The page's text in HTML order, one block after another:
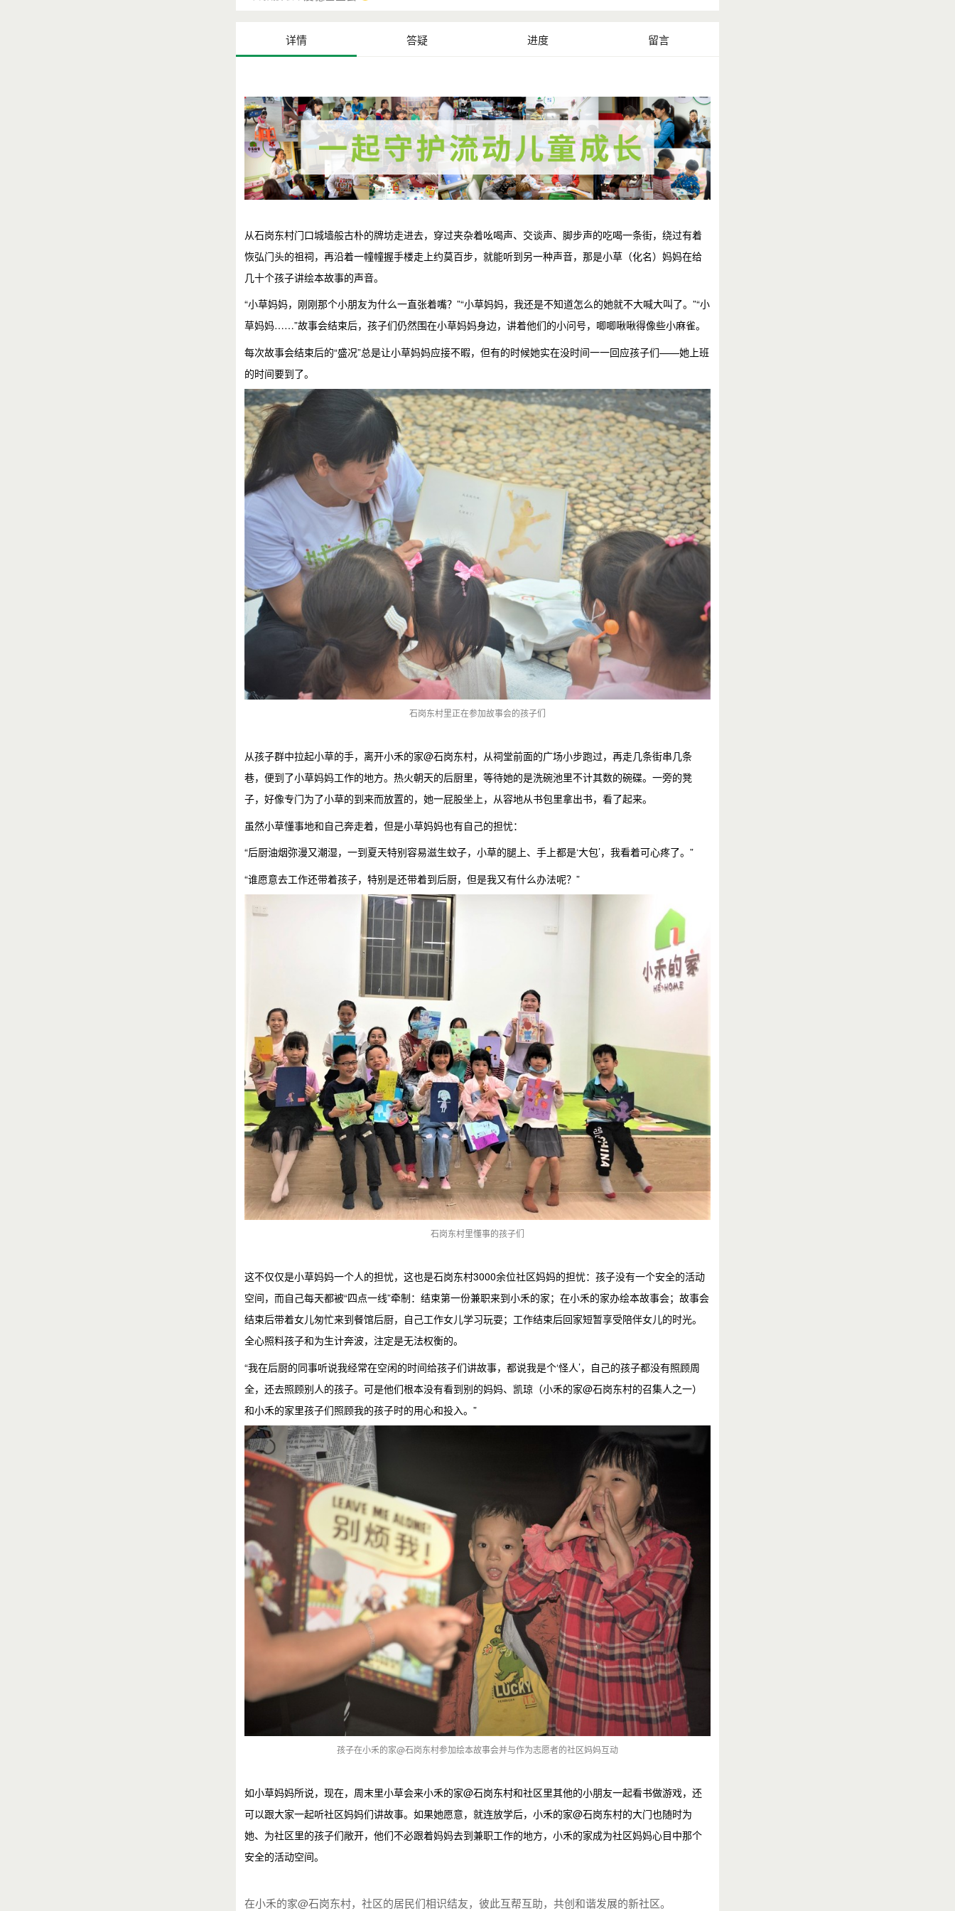
详情 答疑 进度 留言
从石岗东村门口城墙般古朴的牌坊走进去，穿过夹杂着吆喝声、交谈声、脚步声的吃喝一条街，绕过有着
恢弘门头的祖祠，再沿着一幢幢握手楼走上约莫百步，就能听到另一种声音，那是小草（化名）妈妈在给
几十个孩子讲绘本故事的声音。
“小草妈妈，刚刚那个小朋友为什么一直张着嘴？”“小草妈妈，我还是不知道怎么的她就不大喊大叫了。”“小
草妈妈……”故事会结束后，孩子们仍然围在小草妈妈身边，讲着他们的小问号，唧唧啾啾得像些小麻雀。
每次故事会结束后的“盛况”总是让小草妈妈应接不暇，但有的时候她实在没时间一一回应孩子们——她上班
的时间要到了。
石岗东村里正在参加故事会的孩子们
从孩子群中拉起小草的手，离开小禾的家@石岗东村，从祠堂前面的广场小步跑过，再走几条街串几条
巷，便到了小草妈妈工作的地方。热火朝天的后厨里，等待她的是洗碗池里不计其数的碗碟。一旁的凳
子，好像专门为了小草的到来而放置的，她一屁股坐上，从容地从书包里拿出书，看了起来。
虽然小草懂事地和自己奔走着，但是小草妈妈也有自己的担忧：
“后厨油烟弥漫又潮湿，一到夏天特别容易滋生蚊子，小草的腿上、手上都是‘大包’，我看着可心疼了。”
“谁愿意去工作还带着孩子，特别是还带着到后厨，但是我又有什么办法呢？”
石岗东村里懂事的孩子们
这不仅仅是小草妈妈一个人的担忧，这也是石岗东村3000余位社区妈妈的担忧：孩子没有一个安全的活动
空间，而自己每天都被“四点一线”牵制：结束第一份兼职来到小禾的家；在小禾的家办绘本故事会；故事会
结束后带着女儿匆忙来到餐馆后厨，自己工作女儿学习玩耍；工作结束后回家短暂享受陪伴女儿的时光。
全心照料孩子和为生计奔波，注定是无法权衡的。
“我在后厨的同事听说我经常在空闲的时间给孩子们讲故事，都说我是个‘怪人’，自己的孩子都没有照顾周
全，还去照顾别人的孩子。可是他们根本没有看到别的妈妈、凯琼（小禾的家@石岗东村的召集人之一）
和小禾的家里孩子们照顾我的孩子时的用心和投入。”
孩子在小禾的家@石岗东村参加绘本故事会并与作为志愿者的社区妈妈互动
如小草妈妈所说，现在，周末里小草会来小禾的家@石岗东村和社区里其他的小朋友一起看书做游戏，还
可以跟大家一起听社区妈妈们讲故事。如果她愿意，就连放学后，小禾的家@石岗东村的大门也随时为
她、为社区里的孩子们敞开，他们不必跟着妈妈去到兼职工作的地方，小禾的家成为社区妈妈心目中那个
安全的活动空间。
在小禾的家@石岗东村，社区的居民们相识结友，彼此互帮互助，共创和谐发展的新社区。